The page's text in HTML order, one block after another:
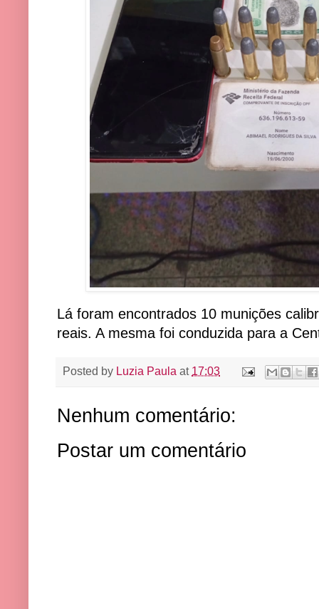
Lá foram encontrados 10 munições
reais. A mesma foi conduzida para a
Posted by Luzia Paula at 17:03
Nenhum comentário:
Postar um comentário